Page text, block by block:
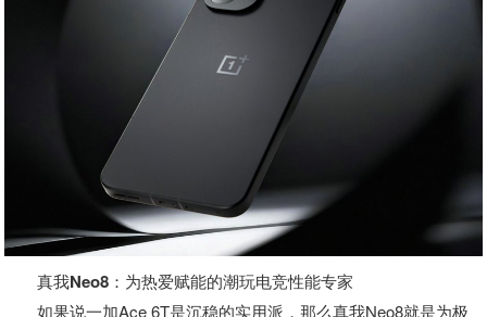
真我Neo8：为热爱赋能的潮玩电竞性能专家
如果说一加Ace 6T是沉稳的实用派，那么真我Neo8就是为极